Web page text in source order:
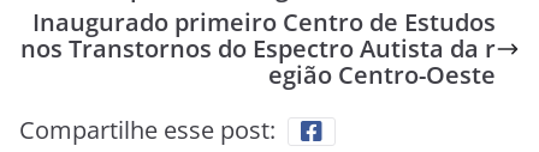
Inaugurado primeiro Centro de Estudos
nos Transtornos do Espectro Autista da r
egião Centro-Oeste
Compartilhe esse post: